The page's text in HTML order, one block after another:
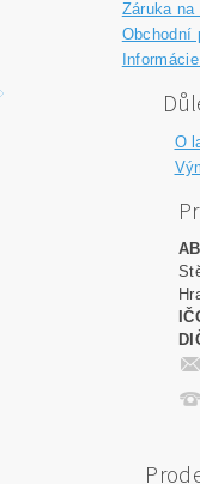
Záruka na
Obchodní
O